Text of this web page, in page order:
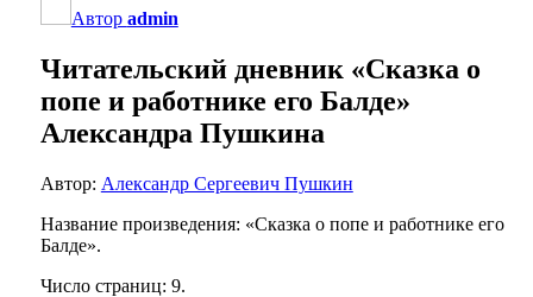
Автор admin
Читательский дневник «Сказка о
попе и работнике его Балде»
Александра Пушкина
Автор: Александр Сергеевич Пушкин
Название произведения: «Сказка о попе и работнике его
Балде».
Число страниц: 9.